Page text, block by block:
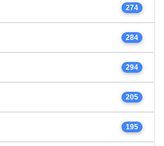
274
284
294
205
195